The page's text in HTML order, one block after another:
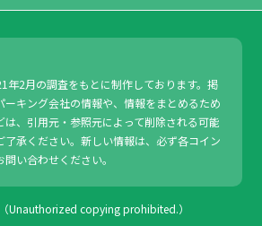
年2月の調査をもとに制作しております。掲
ーキング会社の情報や、情報をまとめるため
は、引用元・参照元によって削除される可能
了承ください。新しい情報は、必ず各コイン
い合わせください。
Unauthorized copying prohibited.）